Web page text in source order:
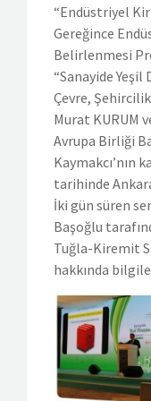
“Endüstriyel
Gereğince
Belirlenmesi
“Sanayide Yeşil
Çevre,
Murat KURUM
Avrupa Birliği
Kaymakcı’nın
tarihinde
İki gün süren
Başoğlu
Tuğla-Kiremit
hakkında